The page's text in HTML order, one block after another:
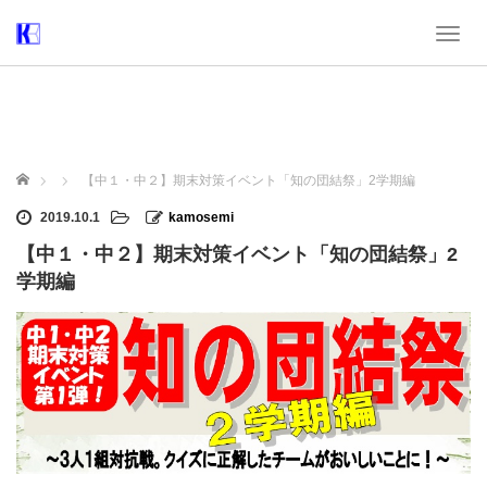
T
g
i
o
n
ホーム 【中１・中２】期末対策イベント「知の団結祭」2学期編
2019.10.1 kamosemi
【中１・中２】期末対策イベント「知の団結祭」2
学期編